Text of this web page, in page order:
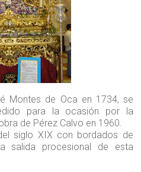
Montes de Oca en 1734, se
para la ocasión por la
de Pérez Calvo en 1960.
siglo XIX con bordados de
salida procesional de esta